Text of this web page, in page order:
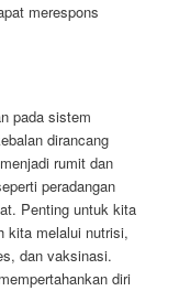
merespons
pada sistem
dirancang
rumit dan
peradangan
Penting untuk kita
kita melalui nutrisi,
dan vaksinasi.
diri